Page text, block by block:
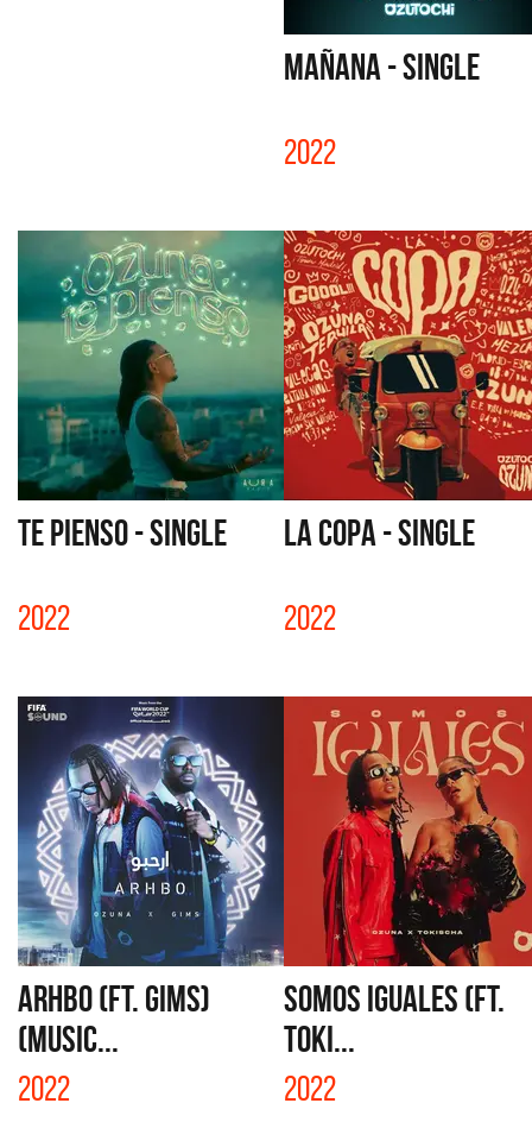
MAÑANA - SINGLE
2022
TE PIENSO - SINGLE
2022
LA COPA - SINGLE
2022
ARHBO (FT. GIMS)
(MUSIC...
2022
SOMOS IGUALES (FT.
TOKI...
2022